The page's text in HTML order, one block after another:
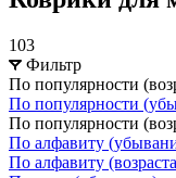
103
Фильтр
По популярности
По популярности
По популярности
По алфавиту
По алфавиту